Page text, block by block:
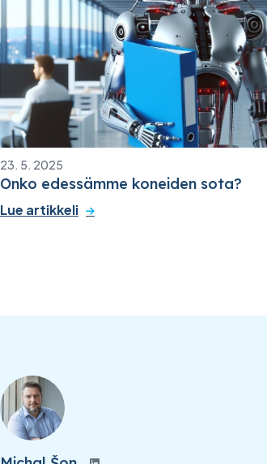
23. 5. 2025
Onko edessämme koneiden sota?
Lue artikkeli